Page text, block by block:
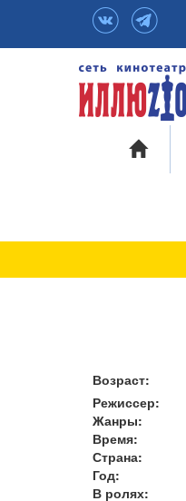
Возраст:
Режиссер:
Жанры:
Время:
Страна:
Год:
В ролях: